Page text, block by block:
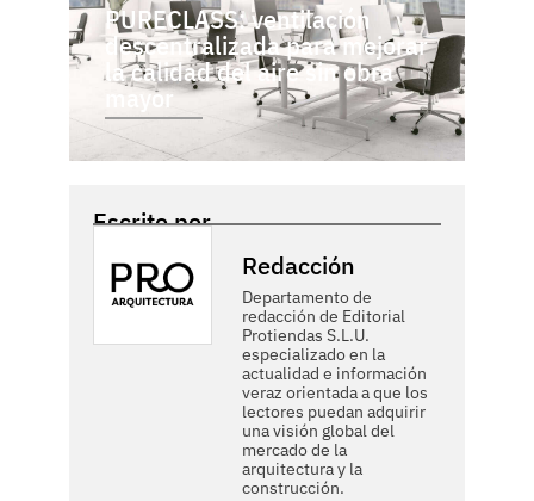
PURECLASS: ventilación
descentralizada para mejorar
la calidad del aire sin obra
mayor
Escrito por
Redacción
Departamento de
redacción de Editorial
Protiendas S.L.U.
especializado en la
actualidad e información
veraz orientada a que los
lectores puedan adquirir
una visión global del
mercado de la
arquitectura y la
construcción.